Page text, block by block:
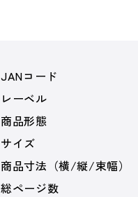
JANコード
レーベル
商品形態
サイズ
商品寸法（横/縦/束幅）
総ページ数